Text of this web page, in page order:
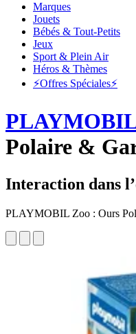
Marques
Jouets
Bébés & Tout-Petits
Jeux
Sport & Plein Air
Héros & Thèmes
⚡️Offres Spéciales⚡️
PLAYMOBIL
Polaire &
Interaction dans
PLAYMOBIL Zoo : Ours